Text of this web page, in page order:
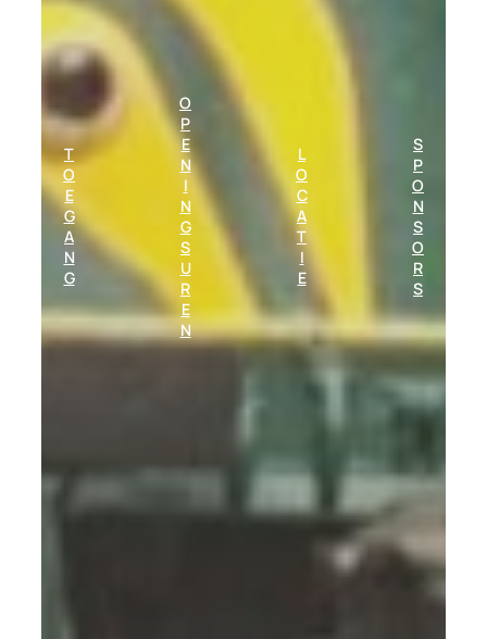
T
O
E
G
A
N
G
O
P
E
N
I
N
G
S
U
R
E
N
L
O
C
A
T
I
E
S
P
O
N
S
O
R
S